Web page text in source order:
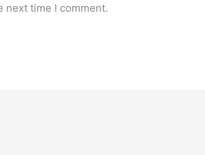
next time I comment.